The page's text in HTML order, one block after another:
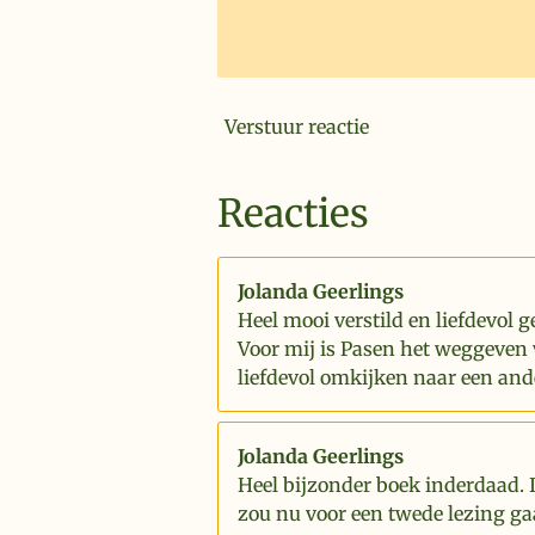
Verstuur reactie
Reacties
Jolanda Geerlings
Heel mooi verstild en liefdevol
Voor mij is Pasen het
liefdevol omkijken naar een
Jolanda Geerlings
Heel bijzonder boek
zou nu voor een twede lezing